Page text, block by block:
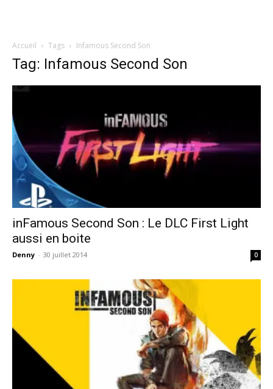
Accueil Tags Infamous Second Son
Tag: Infamous Second Son
inFamous Second Son : Le DLC First Light
aussi en boite
Denny - 30 juillet 2014 0